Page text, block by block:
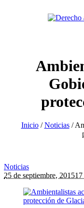
Inicio /Noticias /
Noticias
25 de septiembre, 201517